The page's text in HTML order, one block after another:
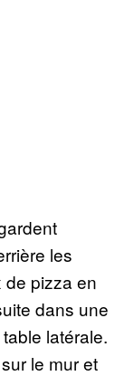
les
de pizza en
dans une
latérale.
le mur et